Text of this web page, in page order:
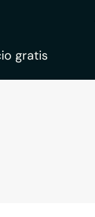
gratis